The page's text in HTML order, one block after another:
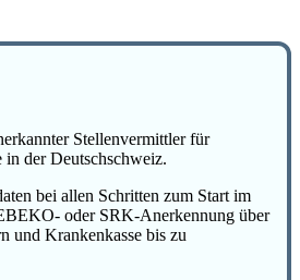
Stellenvermittler für
der Deutschschweiz.
bei allen Schritten zum Start im
oder SRK-Anerkennung über
und Krankenkasse bis zu